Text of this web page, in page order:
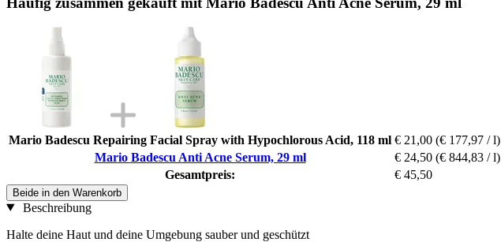
Mario Badescu Repairing Facial Spray with Hypochlorous Acid, 118 ml € 21,00 (€ 177,97 / l)
Mario Badescu Anti Acne Serum, 29 ml
€ 24,50 (€ 844,83 / l)
Gesamtpreis:
€ 45,50
Beide in den Warenkorb
Beschreibung
Halte deine Haut und deine Umgebung sauber und geschützt